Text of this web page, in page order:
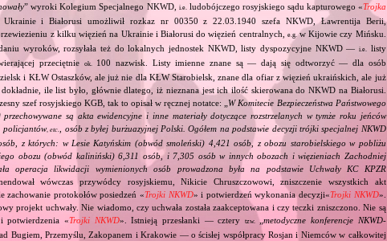
” wyroki Kolegium Specjalnego NKWD, i.e. ludobójczego rosyjskiego sądu kapturowego «Trojka
i Białorusi umożliwił rozkaz nr 00350 z 22.03.1940 szefa NKWD, Ławrentija Berii,
z kilku więzień na Ukrainie i Białorusi do więzień centralnych, e.g. w Kijowie czy Mińsku.
wyroków, rozsyłała też do lokalnych jednostek NKWD, listy dyspozycyjne NKWD — i.e.
listy
przeciętnie
ok.
100 nazwisk. Listy imienne znane są — dają się odtworzyć — dla osób
i KŁW Ostaszków, ale już nie dla KŁW Starobielsk, znane dla ofiar z więzień ukraińskich, ale już
ile list było, głównie dlatego, iż nieznana jest ich ilość skierowana do NKWD na Białorusi.
szef rosyjskiego KGB, tak to opisał w ręcznej notatce: „ W Komitecie Bezpieczeństwa Państwowego
są akta ewidencyjne i inne materiały dotyczące rozstrzelanych w tymże roku jeńców
policjantów, etc.
, osób z byłej burżuazyjnej Polski. Ogółem na podstawie decyzji trójki specjalnej NKWD
z których: w Lesie Katyńskim (obwód smoleński) 4,421 osób, z obozu starobielskiego w pobliżu
obozu (obwód kaliniński) 6,311 osób, i 7,305 osób w innych obozach i więzieniach Zachodniej
operacja likwidacji wymienionych osób prowadzona była na podstawie Uchwały KC KPZR
wówczas przywódcy rosyjskiemu, Nikicie Chruszczowowi, zniszczenie wszystkich akt
zachowanie protokołów posiedzeń «Trojki NKWD» i potwierdzeń wykonania decyzji«Trojki NKWD».
projekt uchwały. Nie wiadomo, czy uchwała została zaakceptowana i czy teczki zniszczono. Nie są
potwierdzenia «Trojki NKWD». Istnieją przesłanki — cztery tzw. „metodyczne konferencje NKWD‐
Bugiem, Przemyślu, Zakopanem i Krakowie — o ścisłej współpracy Rosjan i Niemców w całkowitej